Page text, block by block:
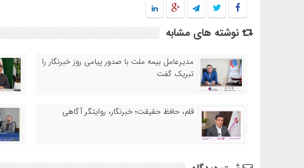
نوشته های مشابه
مدیرعامل بیمه ملت با صدور پیامی روز خبرنگار را
تبریک گفت
قلم، حافظ حقیقت؛ خبرنگار، روایتگر آگاهی